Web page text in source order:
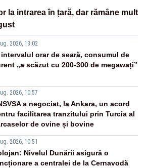
la intrarea în țară, dar rămâne mult
2026, 13:02
orar de seară, consumul de
„a scăzut cu 200-300 de megawați”
2026, 10:57
a negociat, la Ankara, un acord
facilitarea tranzitului prin Turcia al
de ovine și bovine
2026, 10:51
Nivelul Dunării asigură o
a centralei de la Cernavodă